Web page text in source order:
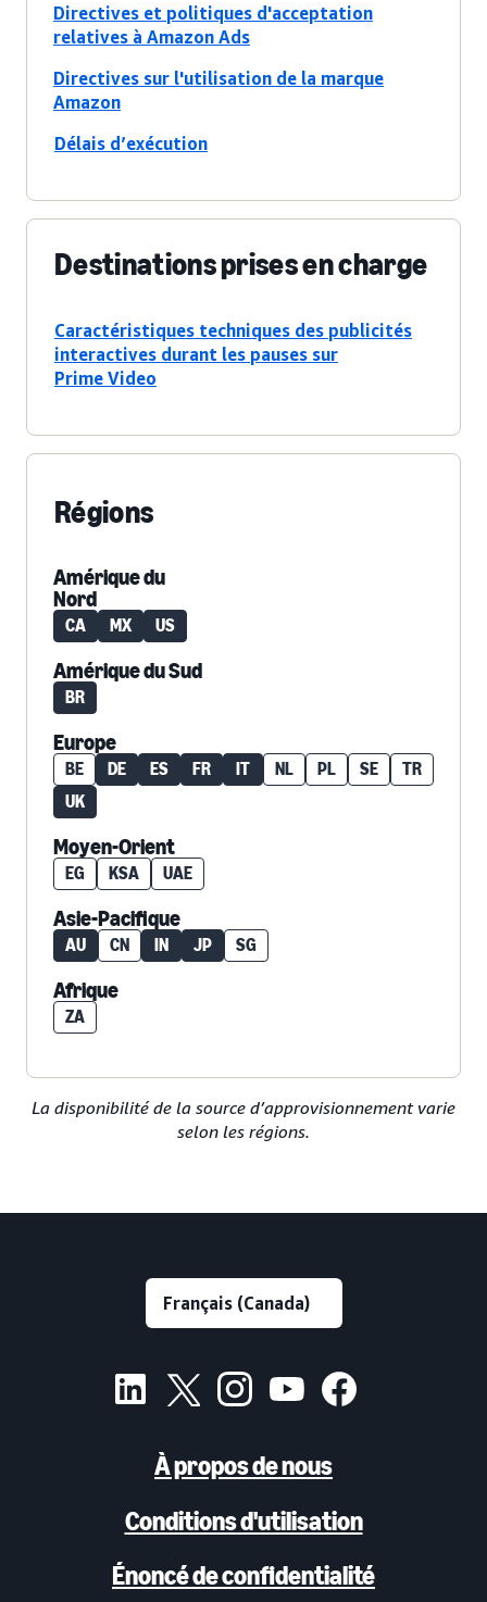
Directives et politiques d'acceptation
relatives à Amazon Ads
Directives sur l'utilisation de la marque
Amazon
Délais d’exécution
Destinations prises en charge
Caractéristiques techniques des publicités
interactives durant les pauses sur
Prime Video
Régions
Amérique du
Nord
CA MX US
Amérique du Sud
BR
Europe
BE DE ES FR IT NL PL SE
TR
UK
Moyen-Orient
EG KSA UAE
Asie-Pacifique
AU CN IN JP SG
Afrique
ZA
La disponibilité de la source d’approvisionnement varie
selon les régions.
À propos de nous
Conditions d'utilisation
Énoncé de confidentialité